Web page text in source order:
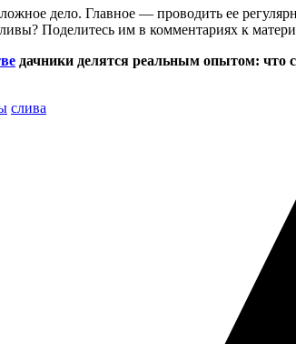
дело. Главное — проводить ее
Поделитесь им в комментариях к
дачники делятся реальным опытом: что
слива